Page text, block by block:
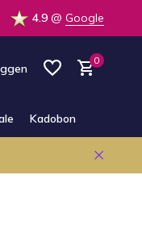
4.9 @ Google
0
Kadobon